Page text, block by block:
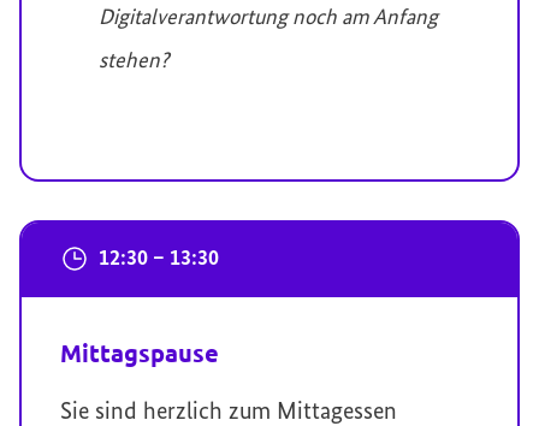
Digitalverantwortung noch am Anfang
stehen?
12:30 – 13:30
Mittagspause
Sie sind herzlich zum Mittagessen